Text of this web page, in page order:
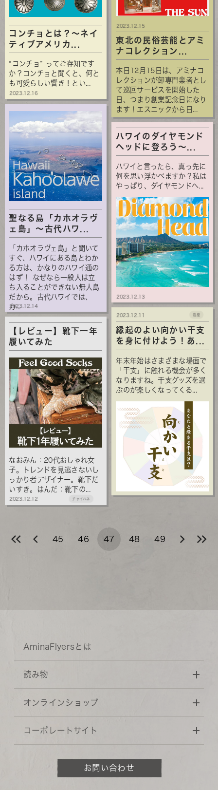
コンチョとは？～ネイ
ティブアメリカ...
“コンチョ” ってご存知です
か？コンチョと聞くと、何と
も可愛らしい響き！とい...
2023.12.16
東北の民俗芸能とアミ
ナコレクション...
本日12月15日は、アミナコ
レクションが卸専門業者とし
て巡回サービスを開始した
日、つまり創業記念日になり
ます！エスニックから日...
2023.12.15
聖なる島「カホオラヴ
ェ島」～古代ハワ...
「カホオラヴェ島」と聞いて
すぐ、ハワイにある島とわか
る方は、かなりのハワイ通の
はず！ なぜなら一般人は立
ち入ることができない無人島
だから。古代ハワイでは、
カ...
2023.12.14
ハワイのダイヤモンド
ヘッドに登ろう～...
ハワイと言ったら、真っ先に
何を思い浮かべますか？私は
やっぱり、ダイヤモンドヘ...
2023.12.13
【レビュー】靴下一年
履いてみた
なおみん：20代おしゃれ女
子。トレンドを見逃さないし
っかり者デザイナー。靴下だ
いすき。はんだ：靴下の...
2023.12.12 チャイハネ
縁起のよい向かい干支
を身に付けよう！あ...
年末年始はさまざまな場面で
「干支」に触れる機会が多く
なりますね。干支グッズを選
ぶのが楽しくなってくる...
2023.12.11 岩座
45 46 47 48 49
AminaFlyersとは
読み物
オンラインショップ
コーポレートサイト
お問い合わせ